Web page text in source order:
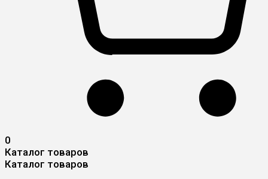
0
Каталог товаров
Каталог товаров